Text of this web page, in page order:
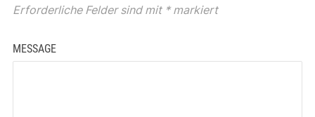
Erforderliche Felder sind mit *markiert
MESSAGE